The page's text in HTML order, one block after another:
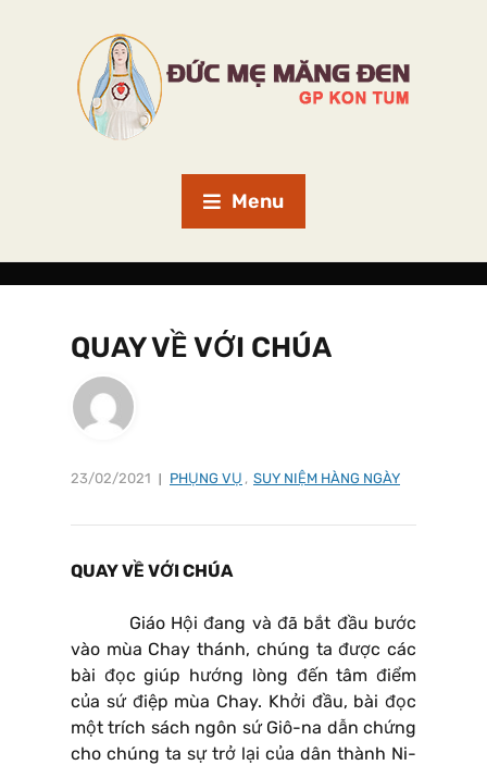
Menu
QUAY VỀ VỚI CHÚA
23/02/2021 PHỤNG VỤ , SUY NIỆM HÀNG NGÀY
QUAY VỀ VỚI CHÚA
Giáo Hội đang và đã bắt đầu bước
vào mùa Chay thánh, chúng ta được các
bài đọc giúp hướng lòng đến tâm điểm
của sứ điệp mùa Chay. Khởi đầu, bài đọc
một trích sách ngôn sứ Giô-na dẫn chứng
cho chúng ta sự trở lại của dân thành Ni-